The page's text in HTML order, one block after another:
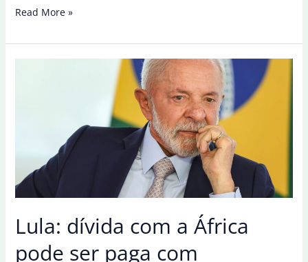
Dívida
sobe
7,6
tri
Read More »
Lula: dívida com a África
pode ser paga com